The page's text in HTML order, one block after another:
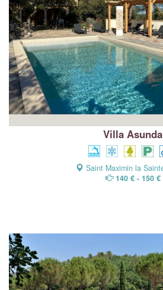
Villa Asunda
Saint Maximin la
140 € - 150 €